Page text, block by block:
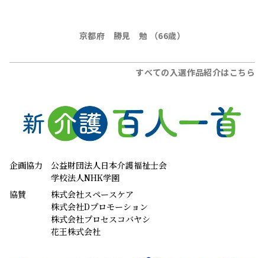
京都府 勝見 勉 （66歳）
すべての入選作品紹介はこちら
企画協力
公益財団法人日本介護福祉士会
学校法人NHK学園
協賛
株式会社スペースケア
株式会社Dプロモーション
株式会社プロセスコバヤシ
花王株式会社